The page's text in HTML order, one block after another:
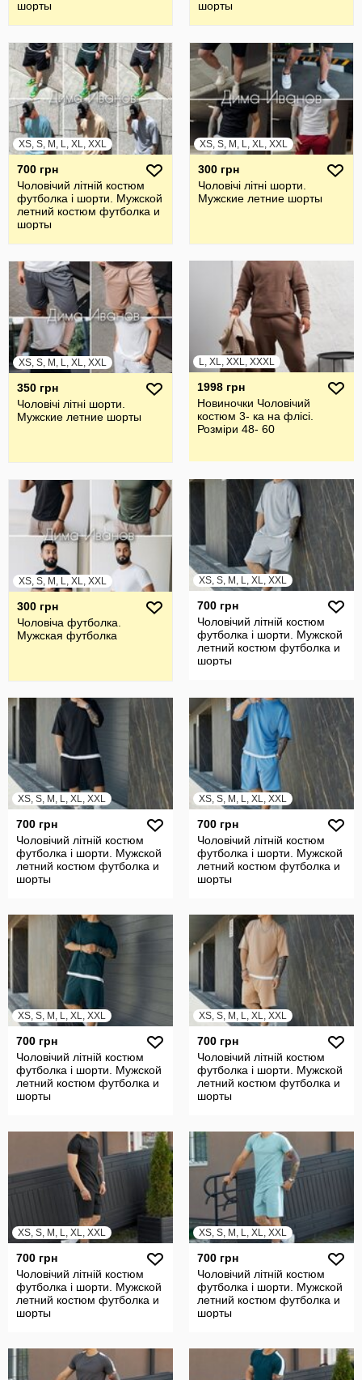
шорты шорты
XS, S, M, L, XL, XXL
700 грн
Чоловічий літній костюм
футболка і шорти. Мужской
летний костюм футболка и
шорты
XS, S, M, L, XL, XXL
300 грн
Чоловічі літні шорти.
Мужские летние шорты
XS, S, M, L, XL, XXL
350 грн
Чоловічі літні шорти.
Мужские летние шорты
L, XL, XXL, XXXL
1998 грн
Новиночки Чоловічий
костюм 3- ка на флісі.
Розміри 48- 60
XS, S, M, L, XL, XXL
300 грн
Чоловіча футболка.
Мужская футболка
XS, S, M, L, XL, XXL
700 грн
Чоловічий літній костюм
футболка і шорти. Мужской
летний костюм футболка и
шорты
XS, S, M, L, XL, XXL
700 грн
Чоловічий літній костюм
футболка і шорти. Мужской
летний костюм футболка и
шорты
XS, S, M, L, XL, XXL
700 грн
Чоловічий літній костюм
футболка і шорти. Мужской
летний костюм футболка и
шорты
XS, S, M, L, XL, XXL
700 грн
Чоловічий літній костюм
футболка і шорти. Мужской
летний костюм футболка и
шорты
XS, S, M, L, XL, XXL
700 грн
Чоловічий літній костюм
футболка і шорти. Мужской
летний костюм футболка и
шорты
XS, S, M, L, XL, XXL
700 грн
Чоловічий літній костюм
футболка і шорти. Мужской
летний костюм футболка и
шорты
XS, S, M, L, XL, XXL
700 грн
Чоловічий літній костюм
футболка і шорти. Мужской
летний костюм футболка и
шорты